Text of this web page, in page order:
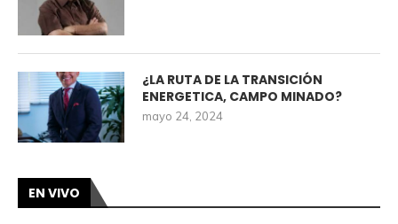
¿LA RUTA DE LA TRANSICIÓN
ENERGETICA, CAMPO MINADO?
mayo 24, 2024
EN VIVO